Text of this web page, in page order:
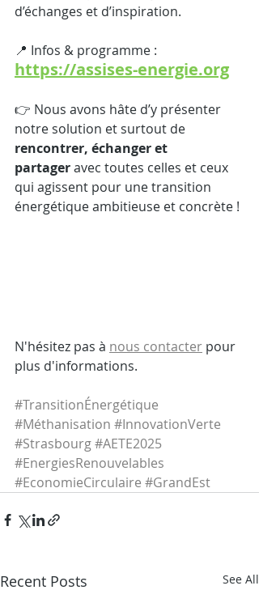
d’échanges et d’inspiration.
📍 Infos & programme :
https://assises-energie.org
👉 Nous avons hâte d’y présenter
notre solution et surtout de
rencontrer, échanger et
partager avec toutes celles et ceux
qui agissent pour une transition
énergétique ambitieuse et concrète !
N'hésitez pas à nous contacter pour
plus d'informations.
#TransitionÉnergétique
#Méthanisation #InnovationVerte
#Strasbourg#AETE2025
#EnergiesRenouvelables
#EconomieCirculaire #GrandEst
Recent Posts See All